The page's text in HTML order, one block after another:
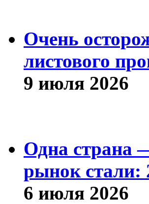
Очень
листового
9 июля 2026
Одна страна
рынок стали:
6 июля 2026